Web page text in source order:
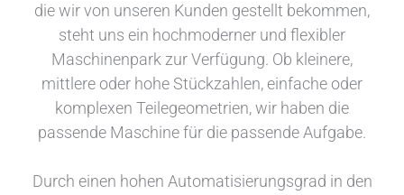
die wir von unseren Kunden gestellt bekommen,
steht uns ein hochmoderner und flexibler
Maschinenpark zur Verfügung. Ob kleinere,
mittlere oder hohe Stückzahlen, einfache oder
komplexen Teilegeometrien, wir haben die
passende Maschine für die passende Aufgabe.
Durch einen hohen Automatisierungsgrad in den